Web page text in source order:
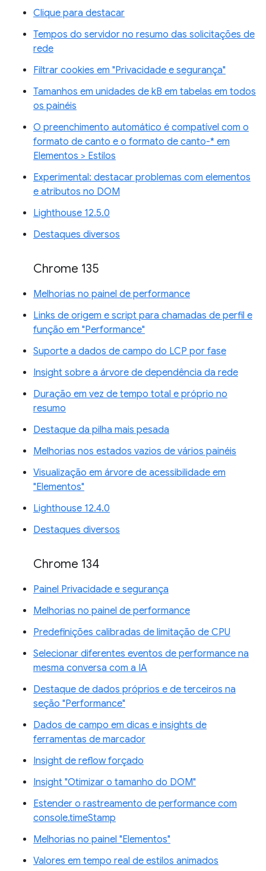
Clique para destacar
Tempos do servidor no resumo das solicitações de
rede
Filtrar cookies em "Privacidade e segurança"
Tamanhos em unidades de kB em tabelas em todos
os painéis
O preenchimento automático é compatível com o
formato de canto e o formato de canto-* em
Elementos > Estilos
Experimental: destacar problemas com elementos
e atributos no DOM
Lighthouse 12.5.0
Destaques diversos
Chrome 135
Melhorias no painel de performance
Links de origem e script para chamadas de perfil e
função em "Performance"
Suporte a dados de campo do LCP por fase
Insight sobre a árvore de dependência da rede
Duração em vez de tempo total e próprio no
resumo
Destaque da pilha mais pesada
Melhorias nos estados vazios de vários painéis
Visualização em árvore de acessibilidade em
"Elementos"
Lighthouse 12.4.0
Destaques diversos
Chrome 134
Painel Privacidade e segurança
Melhorias no painel de performance
Predefinições calibradas de limitação de CPU
Selecionar diferentes eventos de performance na
mesma conversa com a IA
Destaque de dados próprios e de terceiros na
seção "Performance"
Dados de campo em dicas e insights de
ferramentas de marcador
Insight de reflow forçado
Insight "Otimizar o tamanho do DOM"
Estender o rastreamento de performance com
console.timeStamp
Melhorias no painel "Elementos"
Valores em tempo real de estilos animados